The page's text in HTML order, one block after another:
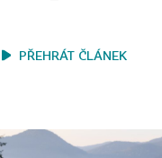
PŘEHRÁT ČLÁNEK